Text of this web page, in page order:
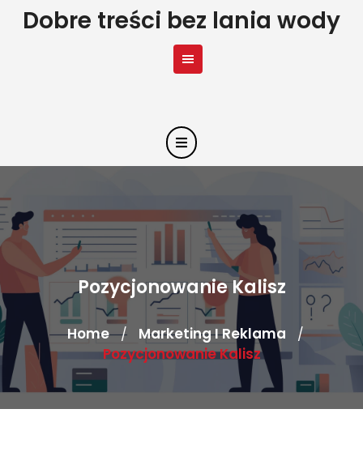
SkipDobre treści bez lania wody
Pozycjonowanie Kalisz
Home / Marketing I Reklama /
Pozycjonowanie Kalisz